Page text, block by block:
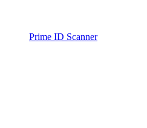
Prime ID Scanner